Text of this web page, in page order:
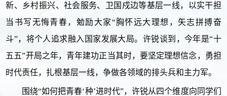
新、乡村振兴、社会服务、卫国戍边等基层一线，以实干担
当书写无悔青春，勉励大家“胸怀远大理想，矢志拼搏奋
斗”，将个人追求融入国家发展大局。许锐谈到，今年是“十
五五”开局之年，青年建功正当其时，要坚定理想信念，勇担
时代责任，扎根基层一线，争做各领域的排头兵和主力军。
围绕“如何把青春‘种’进时代”，许锐从四个维度向同学们